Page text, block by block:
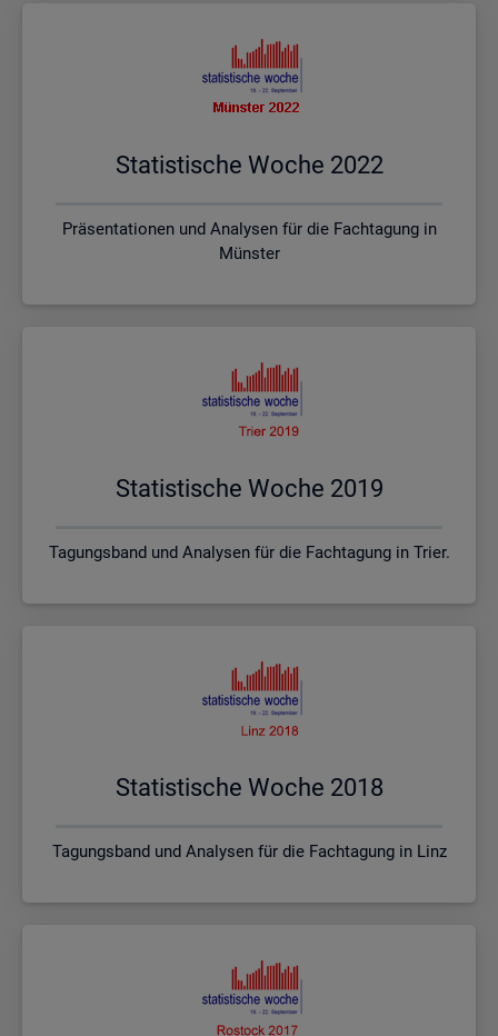
Sta­tis­ti­sche Woche 2022
Präsentationen und Analysen für die Fachtagung in
Münster
Sta­tis­ti­sche Woche 2019
Tagungsband und Analysen für die Fachtagung in Trier.
Sta­tis­ti­sche Woche 2018
Tagungsband und Analysen für die Fachtagung in Linz